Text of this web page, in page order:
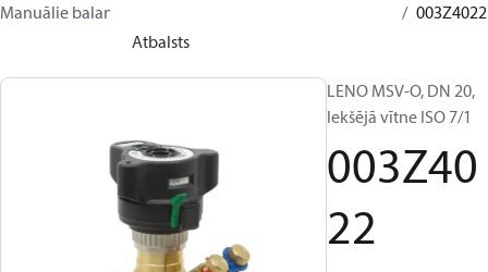
Atbalsts
Manuālie balansēšanas vārsti
003Z4022
LENO MSV-O, DN 20,
Iekšējā vītne ISO 7/1
003Z40
22